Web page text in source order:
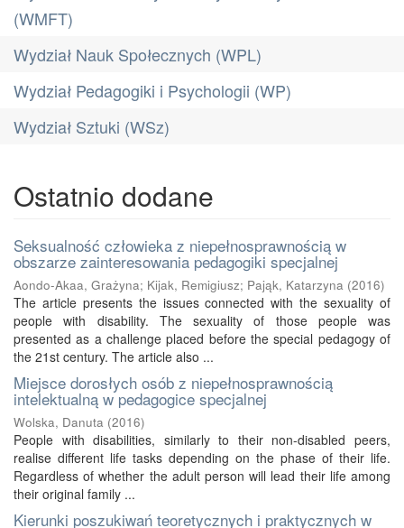
(WMFT)
Wydział Nauk Społecznych (WPL)
Wydział Pedagogiki i Psychologii (WP)
Wydział Sztuki (WSz)
Ostatnio dodane
Seksualność człowieka z niepełnosprawnością w
obszarze zainteresowania pedagogiki specjalnej
Aondo-Akaa, Grażyna; Kijak, Remigiusz; Pająk, Katarzyna (2016)
The article presents the issues connected with the sexuality of
people with disability. The sexuality of those people was
presented as a challenge placed before the special pedagogy of
the 21st century. The article also ...
Miejsce dorosłych osób z niepełnosprawnością
intelektualną w pedagogice specjalnej
Wolska, Danuta (2016)
People with disabilities, similarly to their non-disabled peers,
realise different life tasks depending on the phase of their life.
Regardless of whether the adult person will lead their life among
their original family ...
Kierunki poszukiwań teoretycznych i praktycznych w